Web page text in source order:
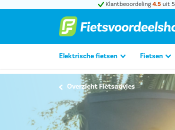
Klantbeoordeling 4.5 uit 5
Elektrische fietsen Fietsen
Overzicht Fietsadvies